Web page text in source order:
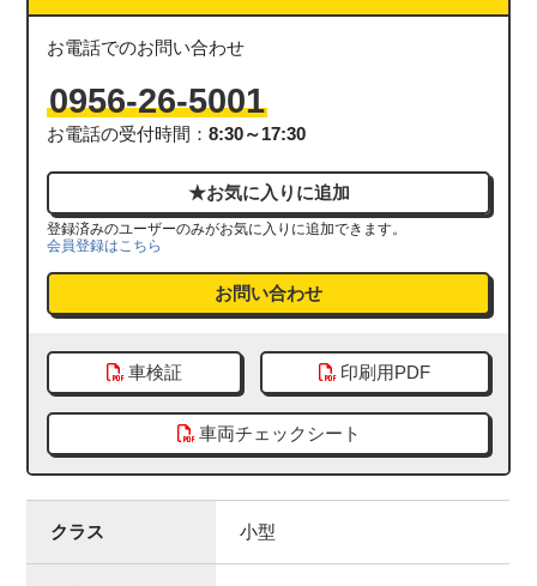
お電話でのお問い合わせ
0956-26-5001
お電話の受付時間：8:30～17:30
登録済みのユーザーのみがお気に入りに追加できます。
会員登録はこちら
お問い合わせ
車検証 印刷用PDF
車両チェックシート
クラス 小型